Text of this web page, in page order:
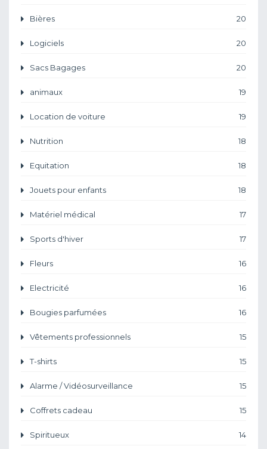
Bières 20
Logiciels 20
Sacs Bagages 20
animaux 19
Location de voiture 19
Nutrition 18
Equitation 18
Jouets pour enfants 18
Matériel médical 17
Sports d'hiver 17
Fleurs 16
Electricité 16
Bougies parfumées 16
Vêtements professionnels 15
T-shirts 15
Alarme / Vidéosurveillance 15
Coffrets cadeau 15
Spiritueux 14